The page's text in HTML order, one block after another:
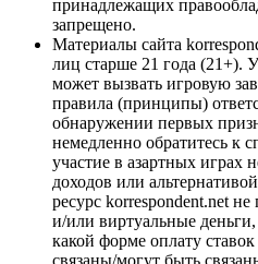
принадлежащих
запрещено.
Материалы сайта
лиц старше 21 года (21+).
может вызвать игровую
правила (принципы)
обнаружении первых
немедленно обратитесь к
участие в азартных играх
доходов или
ресурс korrespondent.net
и/или виртуальные
какой форме оплату
связаны/могут быть